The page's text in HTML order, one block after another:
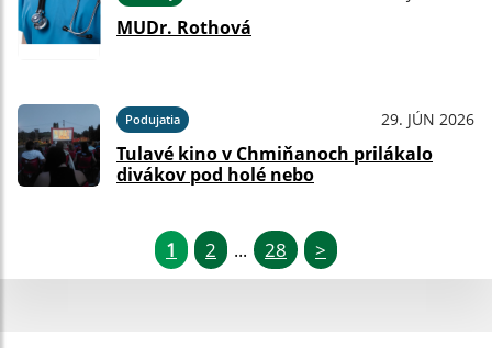
MUDr. Rothová
Podujatia 29. JÚN 2026
Tulavé kino v Chmiňanoch prilákalo
divákov pod holé nebo
1 2 ... 28 >